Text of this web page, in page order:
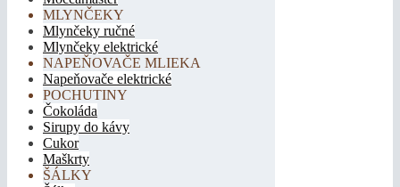
MLYNČEKY
Mlynčeky ručné
Mlynčeky elektrické
NAPEŇOVAČE MLIEKA
Napeňovače elektrické
POCHUTINY
Čokoláda
Sirupy do kávy
Cukor
Maškrty
ŠÁLKY